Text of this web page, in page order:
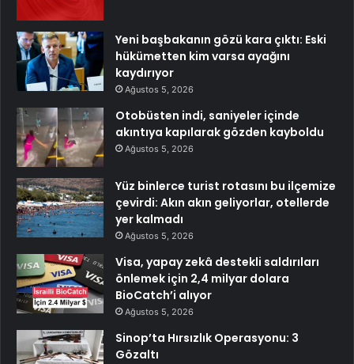
Yeni başbakanın gözü kara çıktı: Eski
hükümetten kim varsa ayağını
kaydırıyor
Ağustos 5, 2026
Otobüsten indi, saniyeler içinde
akıntıya kapılarak gözden kayboldu
Ağustos 5, 2026
Yüz binlerce turist rotasını bu ilçemize
çevirdi: Akın akın geliyorlar, otellerde
yer kalmadı
Ağustos 5, 2026
Visa, yapay zekâ destekli saldırıları
önlemek için 2,4 milyar dolara
BioCatch’i alıyor
Ağustos 5, 2026
Sinop’ta Hırsızlık Operasyonu: 3
Gözaltı